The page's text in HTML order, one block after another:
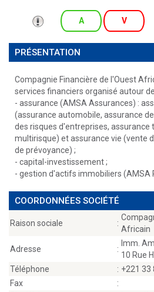
A V
PRÉSENTATION
Compagnie Financière de l'Ouest
services financiers organisé autour
- assurance (AMSA Assurances) :
(assurance automobile, assurance
des risques d'entreprises, assurance
multirisque) et assurance vie (vente
de prévoyance) ;
- capital-investissement ;
- gestion d'actifs immobiliers (AMSA
COORDONNÉES SOCIÉTÉ
Raison sociale :
Africain
Adresse :
Imm.
10 Rue
Téléphone
: +221 33
Fax
: